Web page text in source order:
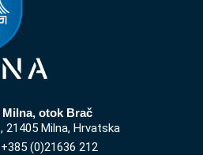
otok Brač
21405 Milna, Hrvatska
(0)21636 212